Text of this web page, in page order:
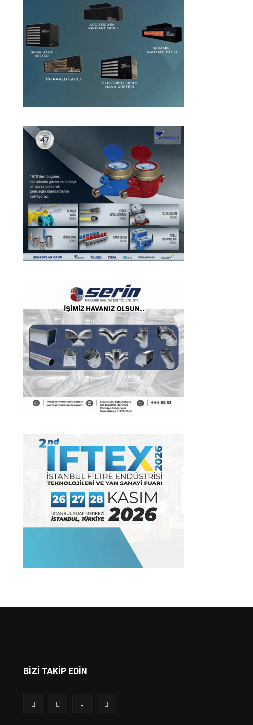
BİZİ TAKİP EDİN